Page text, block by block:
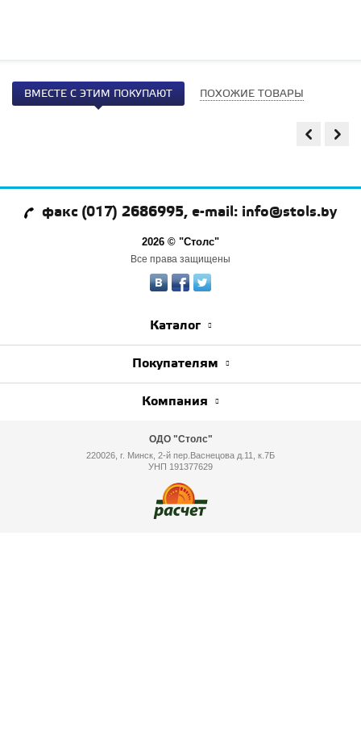
ВМЕСТЕ С ЭТИМ ПОКУПАЮТ ПОХОЖИЕ ТОВАРЫ
факс (017) 2686995, e-mail: info@stols.by
2026 © "Столс"
Все права защищены
Каталог
Покупателям
Компания
ОДО "Столс"
220026, г. Минск, 2-й пер.Васнецова д.11, к.7Б
УНП 191377629